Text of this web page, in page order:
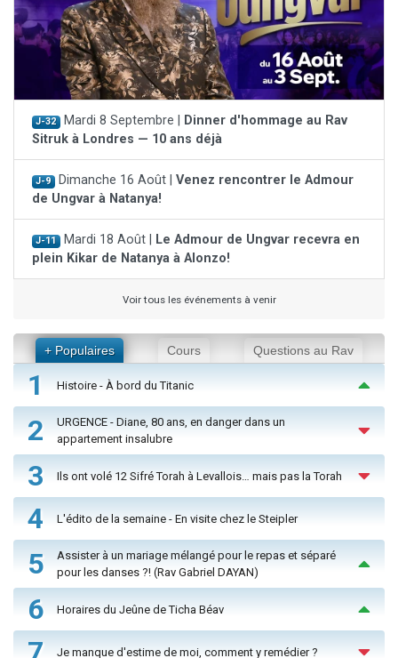
J-32 Mardi 8 Septembre | Dinner d'hommage au Rav
Sitruk à Londres — 10 ans déjà
J-9 Dimanche 16 Août | Venez rencontrer le Admour
de Ungvar à Natanya!
J-11 Mardi 18 Août | Le Admour de Ungvar recevra en
plein Kikar de Natanya à Alonzo!
Voir tous les événements à venir
+ Populaires Cours Questions au Rav
1 Histoire - À bord du Titanic
2
URGENCE - Diane, 80 ans, en danger dans un
appartement insalubre
3 Ils ont volé 12 Sifré Torah à Levallois… mais pas la Torah
4 L'édito de la semaine - En visite chez le Steipler
5
Assister à un mariage mélangé pour le repas et séparé
pour les danses ?! (Rav Gabriel DAYAN)
6 Horaires du Jeûne de Ticha Béav
Je manque d'estime de moi, comment y remédier ?